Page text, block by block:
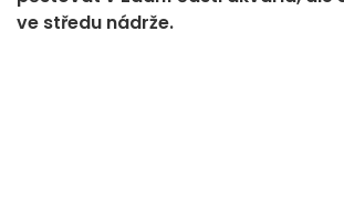
ve středu nádrže.